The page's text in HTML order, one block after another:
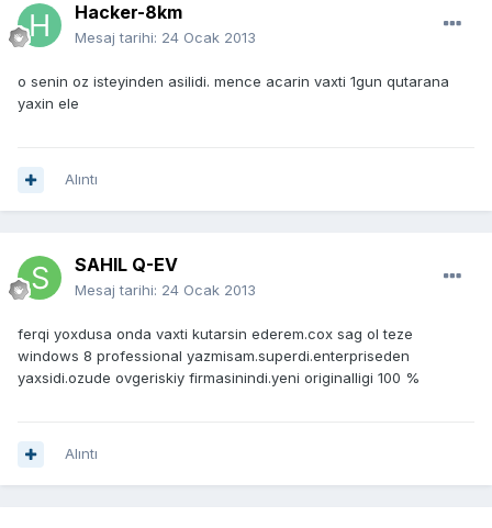
Hacker-8km
Mesaj tarihi: 24 Ocak 2013
o senin oz isteyinden asilidi. mence acarin vaxti 1gun qutarana
yaxin ele
Alıntı
SAHIL Q-EV
Mesaj tarihi: 24 Ocak 2013
ferqi yoxdusa onda vaxti kutarsin ederem.cox sag ol teze
windows 8 professional yazmisam.superdi.enterpriseden
yaxsidi.ozude ovgeriskiy firmasinindi.yeni originalligi 100 %
Alıntı